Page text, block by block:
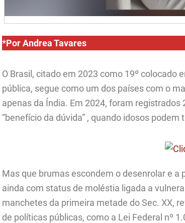
*Por Andrea Tavares
O Brasil, citado em 2023 como 19º colocado
pública, segue como um dos países com o
apenas da Índia. Em 2024, foram
“benefício da dúvida” , quando idosos
Mas que brumas escondem o desenrolar e
ainda com status de moléstia ligada a
manchetes da primeira metade do Sec. XX,
de políticas públicas, como a Lei Federal nº